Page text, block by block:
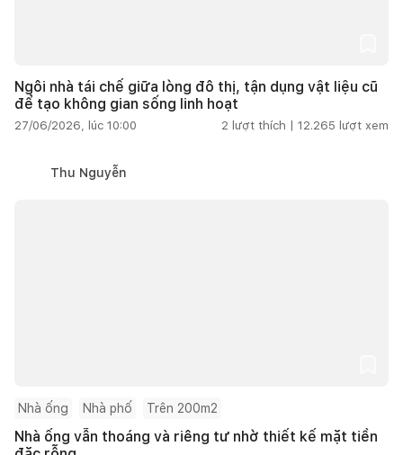
Ngôi nhà tái chế giữa lòng đô thị, tận dụng vật liệu cũ
để tạo không gian sống linh hoạt
27/06/2026, lúc 10:00 2 lượt thích | 12.265 lượt xem
Thu Nguyễn
Nhà ống Nhà phố Trên 200m2
Nhà ống vẫn thoáng và riêng tư nhờ thiết kế mặt tiền